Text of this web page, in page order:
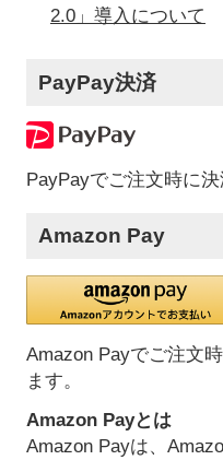
2.0」導入について
PayPay決済
PayPayでご注文時に
Amazon Pay
Amazon Payでご注文
ます。
Amazon Payとは
Amazon Payは、